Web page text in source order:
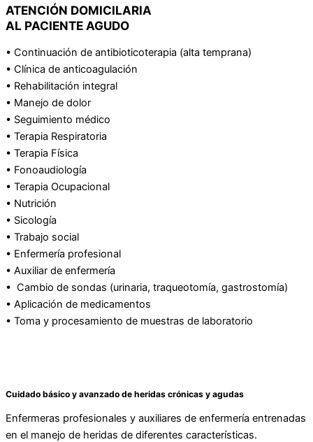
ATENCIÓN DOMICILARIA
AL PACIENTE AGUDO
• Continuación de antibioticoterapia (alta temprana)
• Clínica de anticoagulación
• Rehabilitación integral
• Manejo de dolor
• Seguimiento médico
• Terapia Respiratoria
• Terapia Física
• Fonoaudiología
• Terapia Ocupacional
• Nutrición
• Sicología
• Trabajo social
• Enfermería profesional
• Auxiliar de enfermería
• Cambio de sondas (urinaria, traqueotomía, gastrostomía)
• Aplicación de medicamentos
• Toma y procesamiento de muestras de laboratorio
Cuidado básico y avanzado de heridas crónicas y agudas
Enfermeras profesionales y auxiliares de enfermería entrenadas
en el manejo de heridas de diferentes características.